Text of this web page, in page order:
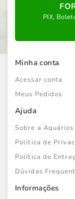
PIX,
Minha conta
Acessar conta
Meus Pedidos
Ajuda
Sobre a
Política de
Política de
Dúvidas
Informações